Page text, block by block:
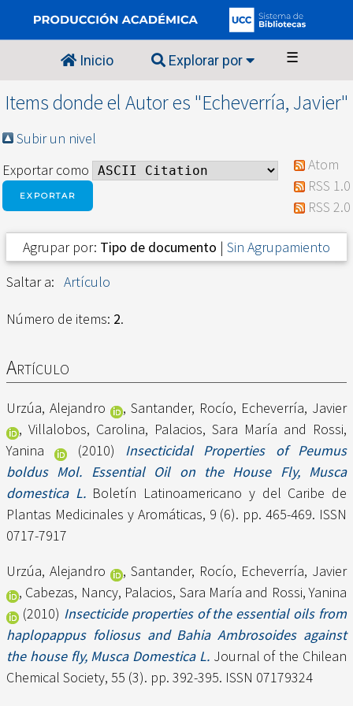
Inicio Explorar por ☰
Items donde el Autor es "Echeverría, Javier"
Subir un nivel
Exportar como
Atom
RSS 1.0
RSS 2.0
Agrupar por: Tipo de documento | Sin Agrupamiento
Saltar a: Artículo
Número de items: 2.
Artículo
Urzúa, Alejandro , Santander, Rocío, Echeverría, Javier
, Villalobos, Carolina, Palacios, Sara María and Rossi,
Yanina
(2010) Insecticidal Properties of Peumus
boldus Mol. Essential Oil on the House Fly, Musca
domestica L.Boletín Latinoamericano y del Caribe de
Plantas Medicinales y Aromáticas, 9 (6). pp. 465-469. ISSN
0717-7917
Urzúa, Alejandro
, Santander, Rocío, Echeverría, Javier
, Cabezas, Nancy, Palacios, Sara María and Rossi, Yanina
(2010) Insecticide properties of the essential oils from
haplopappus foliosus and Bahia Ambrosoides against
the house fly, Musca Domestica L.Journal of the Chilean
Chemical Society, 55 (3). pp. 392-395. ISSN 07179324